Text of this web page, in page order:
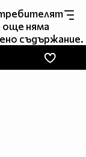
още няма
съдържание.